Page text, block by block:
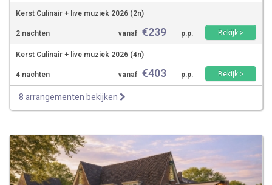
Kerst Culinair + live muziek 2026 (2n)
2 nachten
vanaf €239 p.p.
Bekijk >
Kerst Culinair + live muziek 2026 (4n)
4 nachten
vanaf €403 p.p. Bekijk >
8 arrangementen bekijken